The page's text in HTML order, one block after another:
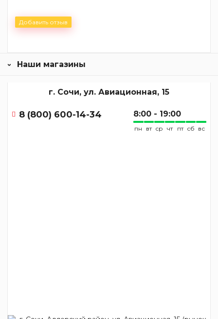
Добавить отзыв
Наши магазины
г. Сочи, ул. Авиационная, 15
8 (800) 600-14-34 8:00 - 19:00
пн вт ср чт пт сб вс